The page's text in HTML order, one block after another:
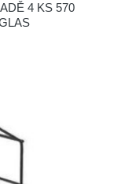
4 KS 570